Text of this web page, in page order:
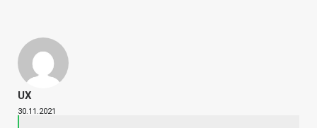
UX
30.11.2021